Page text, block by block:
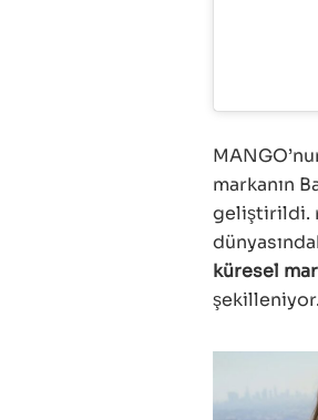
markanın
geliştirildi.
küresel
şekilleniyor.